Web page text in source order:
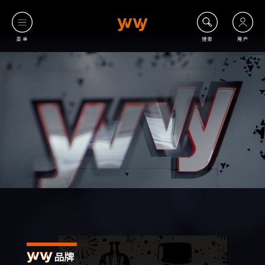
品牌
菜单 用户
搜索